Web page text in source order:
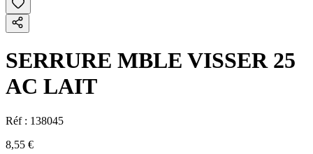
SERRURE MBLE VISSER 25
AC LAIT
Réf : 138045
8,55 €